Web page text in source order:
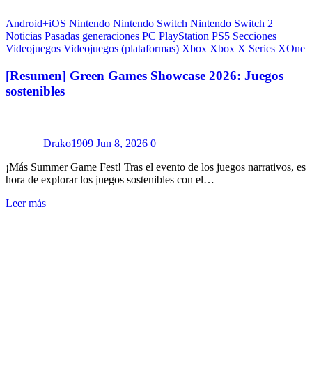
Android+iOS Nintendo Nintendo Switch Nintendo Switch 2
Noticias Pasadas generaciones PC PlayStation PS5 Secciones
Videojuegos Videojuegos (plataformas) Xbox Xbox X Series XOne
[Resumen] Green Games Showcase 2026: Juegos
sostenibles
Drako1909 Jun 8, 2026 0
¡Más Summer Game Fest! Tras el evento de los juegos narrativos, es
hora de explorar los juegos sostenibles con el…
Leer más